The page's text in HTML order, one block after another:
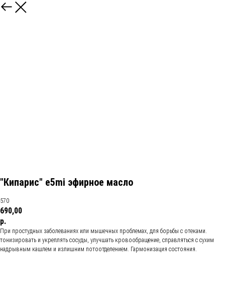
"Кипарис" e5mi эфирное масло
570
690,00
р.
При простудных заболеваниях или мышечных проблемах, для борьбы с отеками.
тонизировать и укреплять сосуды, улучшать кровообращение, справляться с сухим
надрывным кашлем и излишним потоотделением. Гармонизация состояния.